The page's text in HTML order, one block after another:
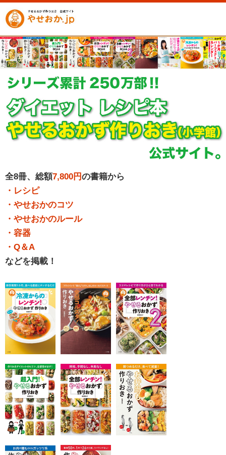
全8冊、総額7,800円の書籍から
・レシピ
・やせおかのコツ
・やせおかのルール
・容器
・Q＆A
などを掲載！